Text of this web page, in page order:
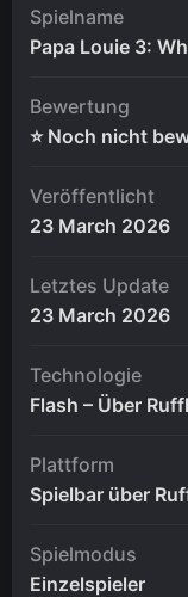
Spielname
Papa Louie 3:
Bewertung
⭐ Noch nicht
Veröffentlicht
23 March 2026
Letztes Update
23 March 2026
Technologie
Flash – Über
Plattform
Spielbar über
Spielmodus
Einzelspieler